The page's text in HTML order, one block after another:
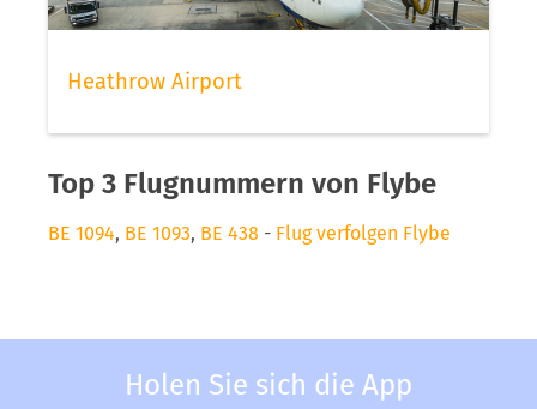
Heathrow Airport
Top 3 Flugnummern von Flybe
BE 1094, BE 1093, BE 438 - Flug verfolgen Flybe
Holen Sie sich die App